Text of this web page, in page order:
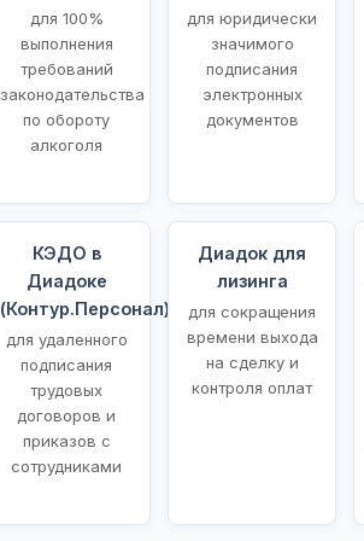
для 100%
выполнения
требований
законодательства
по обороту
алкоголя
для юридически
значимого
подписания
электронных
документов
КЭДО в
Диадоке
(Контур.Персонал)
для удаленного
подписания
трудовых
договоров и
приказов с
сотрудниками
Диадок для
лизинга
для сокращения
времени выхода
на сделку и
контроля оплат